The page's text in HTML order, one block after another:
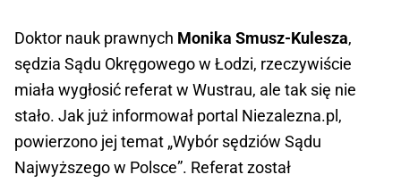
Doktor nauk prawnych Monika Smusz-Kulesza,
sędzia Sądu Okręgowego w Łodzi, rzeczywiście
miała wygłosić referat w Wustrau, ale tak się nie
stało. Jak już informował portal Niezalezna.pl,
powierzono jej temat „Wybór sędziów Sądu
Najwyższego w Polsce”. Referat został